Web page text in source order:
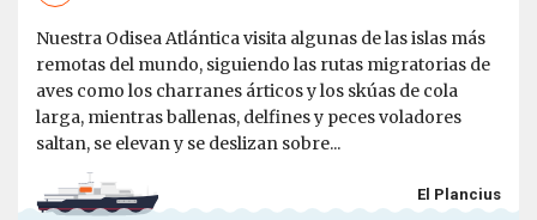
Nuestra Odisea Atlántica visita algunas de las islas más
remotas del mundo, siguiendo las rutas migratorias de
aves como los charranes árticos y los skúas de cola
larga, mientras ballenas, delfines y peces voladores
saltan, se elevan y se deslizan sobre...
El Plancius